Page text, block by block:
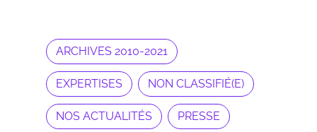
ARCHIVES 2010-2021
EXPERTISES NON CLASSIFIÉ(E)
NOS ACTUALITÉS PRESSE